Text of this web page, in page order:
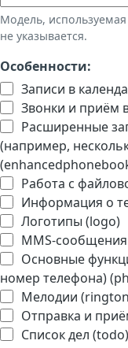
Модель,
не указывается.
Особенности:
Записи в
Звонки и приём
Расширенные
(например,
Работа с
Информация о
Логотипы (logo)
MMS-
Основные
номер телефона)
Мелодии
Отправка и
Список дел (todo)